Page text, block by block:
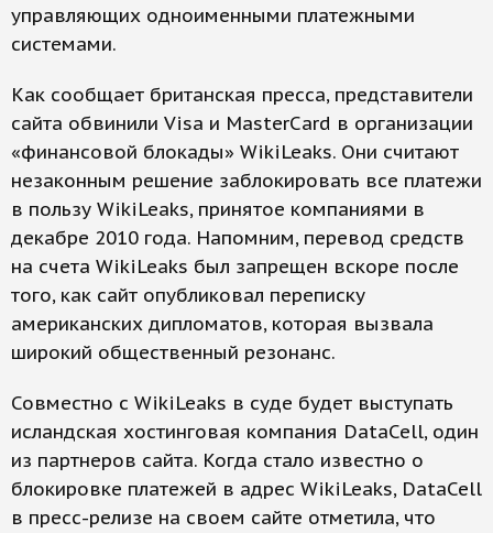
управляющих одноименными платежными
системами.
Как сообщает британская пресса, представители
сайта обвинили Visa и MasterCard в организации
«финансовой блокады» WikiLeaks. Они считают
незаконным решение заблокировать все платежи
в пользу WikiLeaks, принятое компаниями в
декабре 2010 года. Напомним, перевод средств
на счета WikiLeaks был запрещен вскоре после
того, как сайт опубликовал переписку
американских дипломатов, которая вызвала
широкий общественный резонанс.
Совместно с WikiLeaks в суде будет выступать
исландская хостинговая компания DataCell, один
из партнеров сайта. Когда стало известно о
блокировке платежей в адрес WikiLeaks, DataCell
в пресс-релизе на своем сайте отметила, что